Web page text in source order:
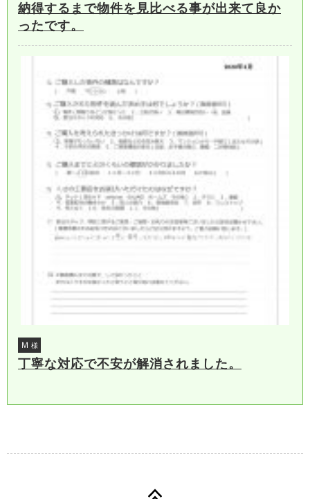
納得するまで物件を見比べる事が出来て良か
ったです。
Ｍ 様
丁寧な対応で不安が解消されました。